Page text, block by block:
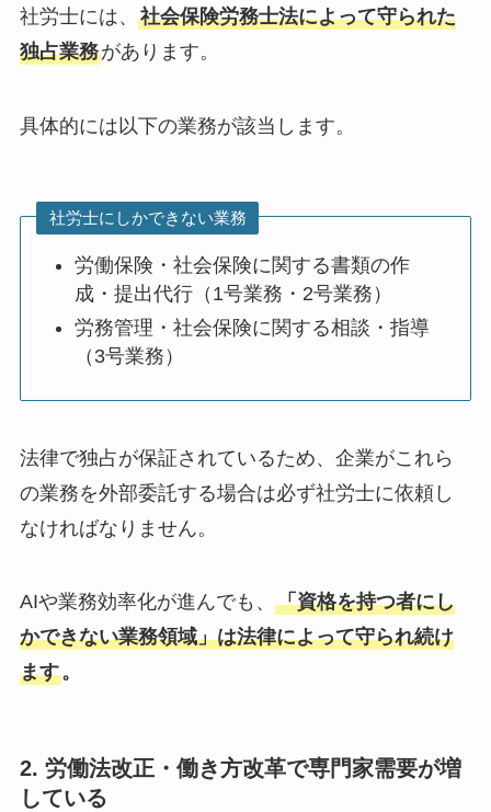
社労士には、 社会保険労務士法によって守られた
独占業務があります。
具体的には以下の業務が該当します。
社労士にしかできない業務
労働保険・社会保険に関する書類の作
成・提出代行（1号業務・2号業務）
労務管理・社会保険に関する相談・指導
（3号業務）
法律で独占が保証されているため、企業がこれら
の業務を外部委託する場合は必ず社労士に依頼し
なければなりません。
AIや業務効率化が進んでも、 「資格を持つ者にし
かできない業務領域」は法律によって守られ続け
ます。
2. 労働法改正・働き方改革で専門家需要が増
している